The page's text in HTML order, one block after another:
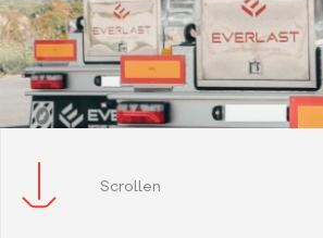
Scrollen